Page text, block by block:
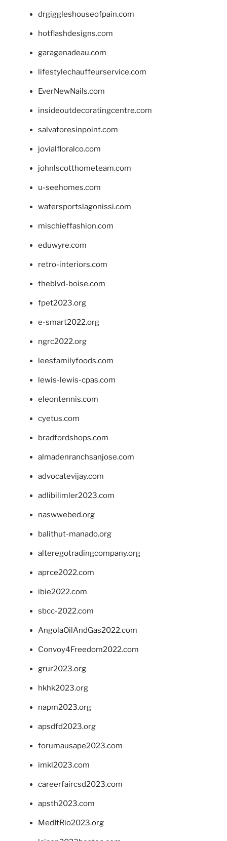
drgiggleshouseofpain.com
hotflashdesigns.com
garagenadeau.com
lifestylechauffeurservice.com
EverNewNails.com
insideoutdecoratingcentre.com
salvatoresinpoint.com
jovialfloralco.com
johnlscotthometeam.com
u-seehomes.com
watersportslagonissi.com
mischieffashion.com
eduwyre.com
retro-interiors.com
theblvd-boise.com
fpet2023.org
e-smart2022.org
ngrc2022.org
leesfamilyfoods.com
lewis-lewis-cpas.com
eleontennis.com
cyetus.com
bradfordshops.com
almadenranchsanjose.com
advocatevijay.com
adlibilimler2023.com
naswwebed.org
balithut-manado.org
alteregotradingcompany.org
aprce2022.com
ibie2022.com
sbcc-2022.com
AngolaOilAndGas2022.com
Convoy4Freedom2022.com
grur2023.org
hkhk2023.org
napm2023.org
apsdfd2023.org
forumausape2023.com
imkl2023.com
careerfaircsd2023.com
apsth2023.com
MedItRio2023.org